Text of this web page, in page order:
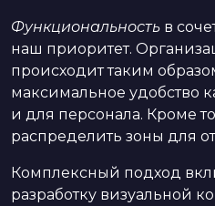
Функциональность в
наш приоритет.
происходит таким
максимальное удобство
и для персонала. Кроме
распределить зоны для
Комплексный подход
разработку визуальной